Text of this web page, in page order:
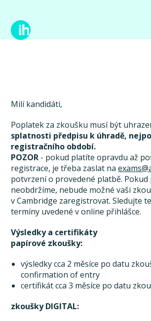
Milí kandidáti,
Poplatek za zkoušku musí být
splatnosti předpisu k úhradě,
registračního období.
POZOR - pokud platíte opravdu až
registrace, je třeba zaslat na
potvrzení o provedené platbě.
neobdržíme, nebude možné vaši
v Cambridge zaregistrovat. Sledujte
termíny uvedené v online přihlášce.
Výsledky a certifikáty
papírové zkoušky:
výsledky cca 2 měsíce po datu
confirmation of entry
certifikát cca 3 měsíce po datu
zkoušky DIGITAL: